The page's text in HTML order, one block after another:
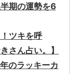
期の運勢を6
ツキを呼
さん占い。】
のラッキーカ